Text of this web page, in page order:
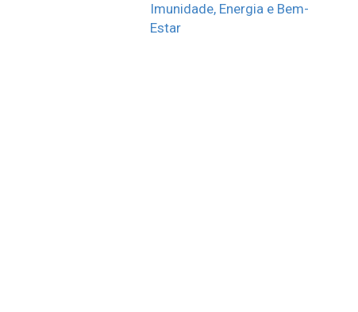
Imunidade, Energia e Bem-
Estar